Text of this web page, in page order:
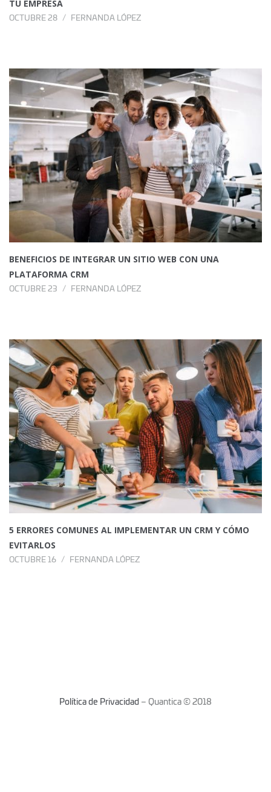
TU EMPRESA
OCTUBRE 28 FERNANDA LÓPEZ
BENEFICIOS DE INTEGRAR UN SITIO WEB CON UNA
PLATAFORMA CRM
OCTUBRE 23 FERNANDA LÓPEZ
5 ERRORES COMUNES AL IMPLEMENTAR UN CRM Y CÓMO
EVITARLOS
OCTUBRE 16 FERNANDA LÓPEZ
Política de Privacidad – Quantica © 2018